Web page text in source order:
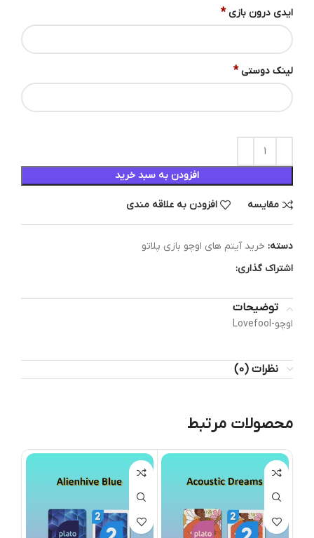
ایدی درون بازی *
لینک دوستی *
افزودن به سبد خرید
مقایسه افزودن به علاقه مندی
دسته: خرید آیتم های اوچو بازی پلاتو
اشتراک گذاری:
توضیحات
اوچو-Lovefool
نظرات (0)
محصولات مرتبط